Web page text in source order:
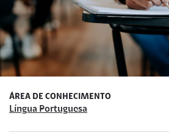
ÁREA DE CONHECIMENTO
Língua Portuguesa